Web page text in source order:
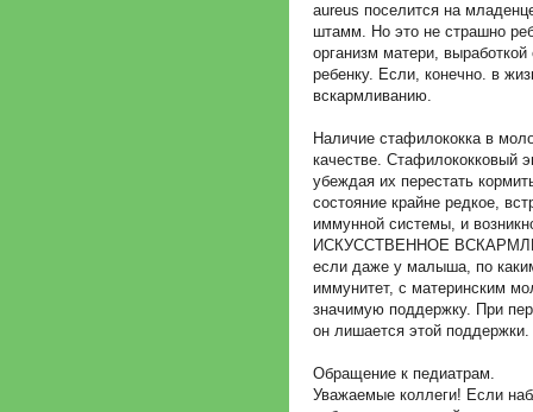
aureus поселится на
штамм. Но это не страшно
организм матери,
ребенку. Если, конечно. в
вскармливанию.
Наличие стафилококка в
качестве. Стафилококковый
убеждая их перестать
состояние крайне редкое,
иммунной системы, и
ИСКУССТВЕННОЕ
если даже у малыша, по
иммунитет, с материнским
значимую поддержку. При
он лишается этой поддержки.
Обращение к педиатрам.
Уважаемые коллеги! Если